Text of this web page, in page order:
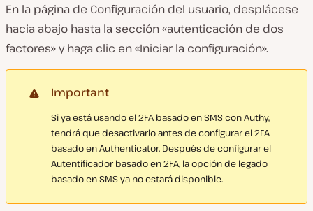
En la página de Configuración del usuario, desplácese
hacia abajo hasta la sección «autenticación de dos
factores» y haga clic en «Iniciar la configuración».
Important
Si ya está usando el 2FA basado en SMS con Authy,
tendrá que desactivarlo antes de configurar el 2FA
basado en Authenticator. Después de configurar el
Autentificador basado en 2FA, la opción de legado
basado en SMS ya no estará disponible.